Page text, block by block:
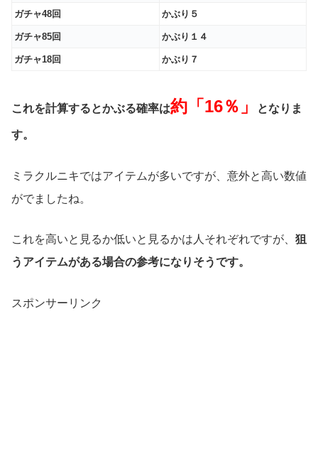
ガチャ48回 かぶり５
ガチャ85回 かぶり１４
ガチャ18回 かぶり７
これを計算するとかぶる確率は約「16％」 となりま
す。
ミラクルニキではアイテムが多いですが、意外と高い数値
がでましたね。
これを高いと見るか低いと見るかは人それぞれですが、 狙
うアイテムがある場合の参考になりそうです。
スポンサーリンク